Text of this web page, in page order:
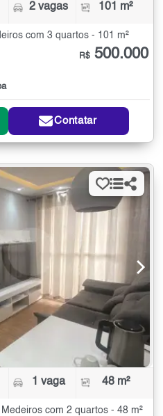
2 vagas 101 m²
com 3 quartos - 101 m²
R$ 500.000
Contatar
1 vaga 48 m²
com 2 quartos - 48 m²